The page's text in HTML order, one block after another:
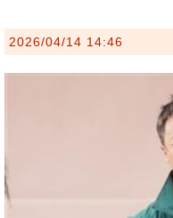
2026/04/14 14:46